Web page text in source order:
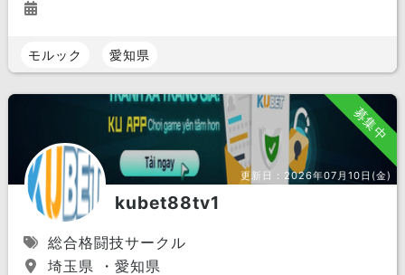
モルック 愛知県
募集中
更新日： 2026年07月10日(金)
kubet88tv1
総合格闘技サークル
埼玉県 ・愛知県